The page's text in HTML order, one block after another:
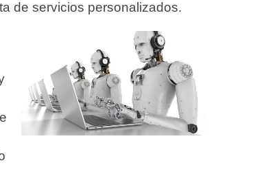
de servicios personalizados.